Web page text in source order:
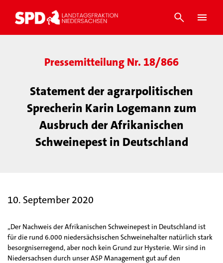
Pressemitteilung Nr. 18/866
Statement der agrarpolitischen
Sprecherin Karin Logemann zum
Ausbruch der Afrikanischen
Schweinepest in Deutschland
10. September 2020
„Der Nachweis der Afrikanischen Schweinepest in Deutschland ist
für die rund 6.000 niedersächsischen Schweinehalter natürlich stark
besorgniserregend, aber noch kein Grund zur Hysterie. Wir sind in
Niedersachsen durch unser ASP Management gut auf den